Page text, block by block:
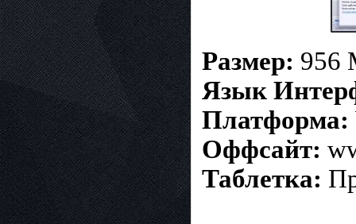
Размер: 956
Язык
Платформа:
Оффсайт:
Таблетка: